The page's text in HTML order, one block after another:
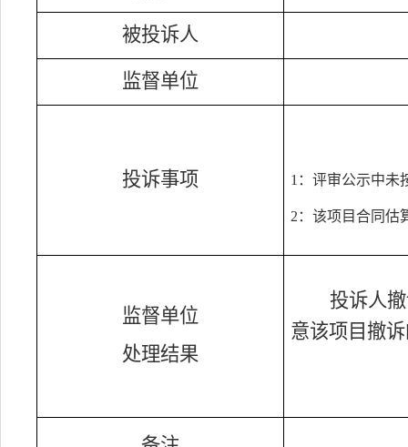
被投诉人
监督单位
投诉事项 1：评审公示中未
2：该项目合同估
监督单位
处理结果
投诉人
意该项目撤